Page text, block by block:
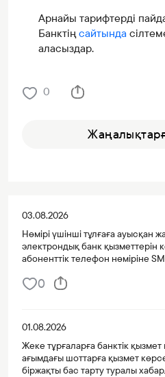
Арнайы тарифтерді
Банктіңсайтында
аласыздар.
0
03.08.2026
Нөмірі үшінші тұлғаға ауысқан
электрондық банк қызметтерін
абоненттік телефон нөміріне
0
01.08.2026
Жеке тұрғаларға банктік
ағымдағы шоттарға қызмет
біржақты бас тарту туралы